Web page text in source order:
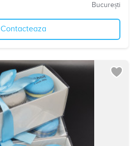
București
Contacteaza